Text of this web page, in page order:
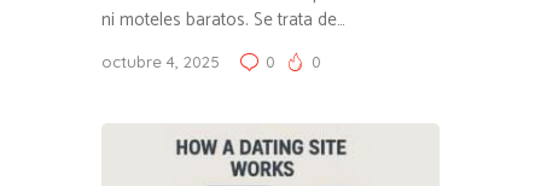
ni moteles baratos. Se trata de…
octubre 4, 2025 0 0